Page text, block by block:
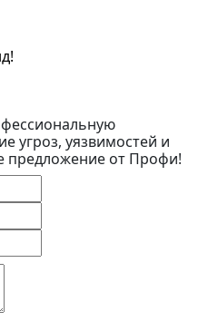
угроз, уязвимостей и
предложение от Профи!